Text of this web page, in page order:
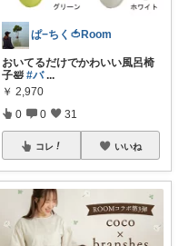
ぱ−ちく🍅Room
おいてるだけでかわいい風呂椅
子🛀 #バ ...
￥ 2,970
0 0 31
コレ いいね